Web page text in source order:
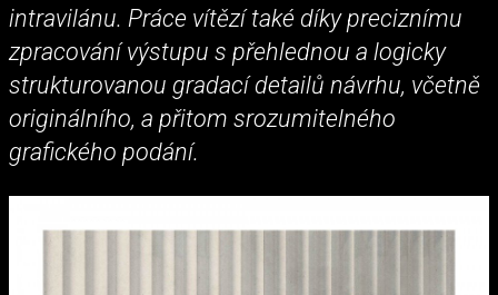
intravilánu. Práce vítězí také díky preciznímu
zpracování výstupu s přehlednou a logicky
strukturovanou gradací detailů návrhu, včetně
originálního, a přitom srozumitelného
grafického podání.